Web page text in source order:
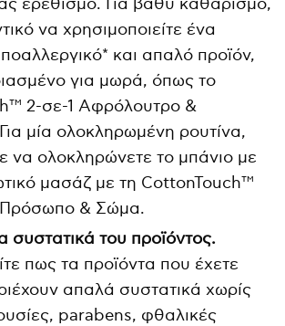
ερεθισμό. Για βαθύ καθαρισμό,
να χρησιμοποιείτε ένα
και απαλό προϊόν,
για μωρά, όπως το
2-σε-1 Αφρόλουτρο &
μία ολοκληρωμένη ρουτίνα,
να ολοκληρώνετε το μπάνιο με
μασάζ με τη CottonTouch™
Πρόσωπο & Σώμα.
συστατικά του προϊόντος.
πως τα προϊόντα που έχετε
απαλά συστατικά χωρίς
parabens, φθαλικές